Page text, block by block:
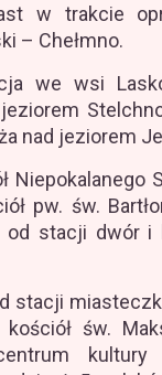
w trakcie
– Chełmno.
we wsi
nad jeziorem
pw. św.
stacji dwór i
stacji
św.